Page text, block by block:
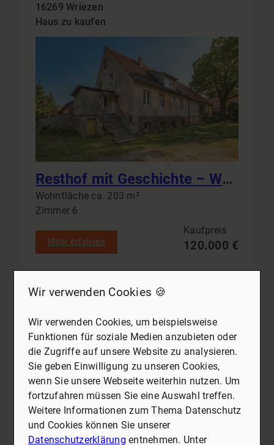
16269 Wriezen
Haus zu kaufen
Resthof mit Geschichte – Wohnhaus, Scheunen und Stallgebäude auf großzügigem Grundstück
Wohnfläche ca. 203 m²
Zimmer 6
Mehr erfahren
Kaufpreis
120.000 €
Grundstück zu kaufen
Wir verwenden Cookies 🍪
Wir verwenden Cookies, um beispielsweise
Funktionen für soziale Medien anzubieten oder
die Zugriffe auf unsere Website zu analysieren.
Sie geben Einwilligung zu unseren Cookies,
wenn Sie unsere Webseite weiterhin nutzen. Um
fortzufahren müssen Sie eine Auswahl treffen.
Weitere Informationen zum Thema Datenschutz
und Cookies können Sie unserer
Datenschutzerklärung entnehmen. Unter